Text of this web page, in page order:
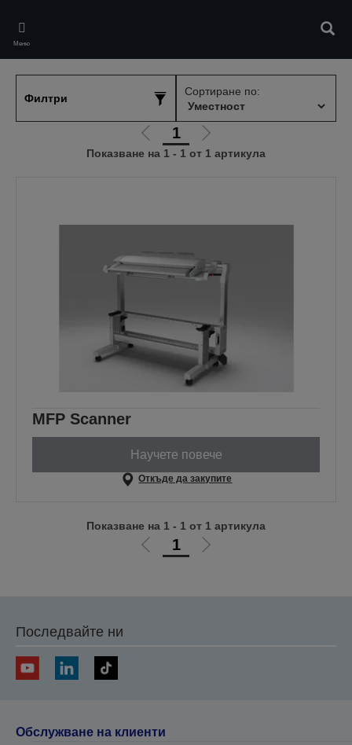
main
content
Меню
Филтри
Сортиране по:
Отиди
на
1
Отиди
на
Показване на 1 - 1 от 1 артикула
MFP Scanner
Научете повече
Откъде да закупите
Отиди
1
Отиди
Показване на 1 - 1 от 1 артикула
Последвайте ни
Обслужване на клиенти